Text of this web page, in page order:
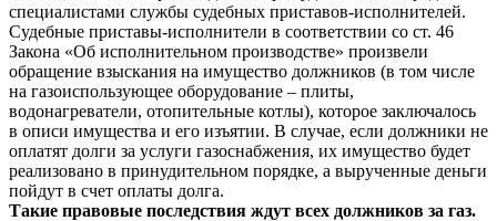
специалистами службы судебных приставов-исполнителей.
Судебные приставы-исполнители в соответствии со ст. 46
Закона «Об исполнительном производстве» произвели
обращение взыскания на имущество должников (в том числе
на газоиспользующее оборудование – плиты,
водонагреватели, отопительные котлы), которое заключалось
в описи имущества и его изъятии. В случае, если должники не
оплатят долги за услуги газоснабжения, их имущество будет
реализовано в принудительном порядке, а вырученные деньги
пойдут в счет оплаты долга.
Такие правовые последствия ждут всех должников за газ.